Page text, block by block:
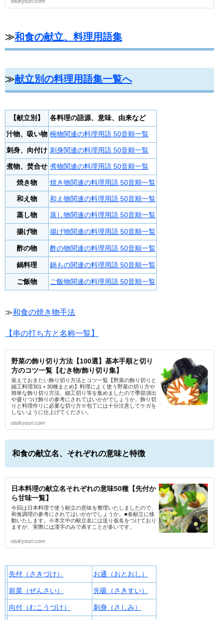
≫和食の献立、料理用語集
≫献立別の料理用語集一覧へ
【献立別】 各料理の語源、意味、由来など
汁物、吸い物 椀物関連の料理用語 50音順一覧
刺身、向付け 刺身関連の料理用語 50音順一覧
煮物、焚合せ 煮物関連の料理用語 50音順一覧
焼き物 焼き物関連の料理用語 50音順一覧
和え物 和え物関連の料理用語 50音順一覧
蒸し物 蒸し物関連の料理用語 50音順一覧
揚げ物 揚げ物関連の料理用語 50音順一覧
酢の物 酢の物関連の料理用語 50音順一覧
鍋料理 鍋もの関連の料理用語 50音順一覧
ご飯物 ご飯物関連の料理用語 50音順一覧
≫和食の焼き物手法
【串の打ち方と名称一覧】
野菜の飾り切り方法【100選】基本手順と切り
方のコツ一覧【むき物/飾り切り集】
覚えておきたい飾り切り方法とコツ一覧【野菜の飾り切りと
細工料理301＋30種まとめ】料理によく使う野菜の切り方や
簡単な飾り切り方法、細工切り等を集めましたので季節演出
や盛りつけ飾りの参考にされてはいかがでしょうか。飾り切
りと料理作りに必要な切り方※包丁には十分注意してケガを
しないように仕上げてください。
oisiiryouri.com
和食の献立名、それぞれの意味と特徴
日本料理の献立名それぞれの意味50種【先付か
ら甘味一覧】
今回は日本料理で使う献立の意味を整理いたしましたので、
和食調理の参考にされてはいかがでしょうか。■各献立に移
動いたします。※本文中の献立名には送り仮名をつけており
ますが、実際には漢字のみで表すことが多いです。
oisiiryouri.com
先付（さきづけ） お通（おとおし）
前菜（ぜんさい） 先吸（さきすい）
向付（むこうづけ） 刺身（さしみ）